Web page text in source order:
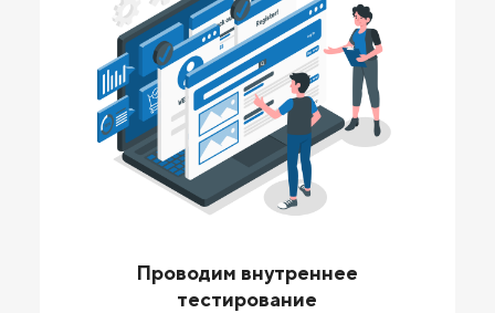
Проводим внутреннее
тестирование